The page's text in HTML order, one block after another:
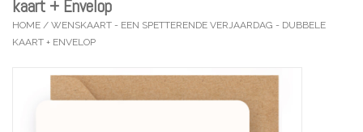
Kleine gelukjes
kaart + Envelop
HOME / WENSKAART - EEN SPETTERENDE VERJAARDAG - DUBBELE
KAART + ENVELOP